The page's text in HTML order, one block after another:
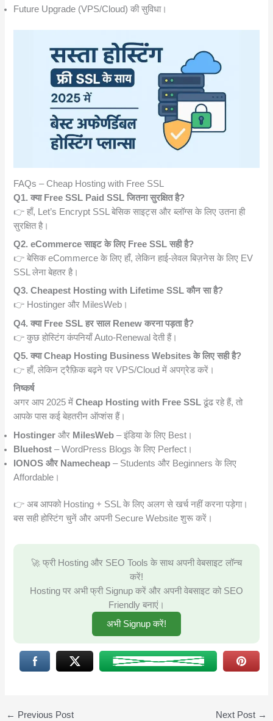
Future Upgrade (VPS/Cloud) की सुविधा।
FAQs – Cheap Hosting with Free SSL
Q1. क्या Free SSL Paid SSL जितना सुरक्षित है?
👉 हाँ, Let’s Encrypt SSL बेसिक साइट्स और ब्लॉग्स के लिए उतना ही
सुरक्षित है।
Q2. eCommerce साइट के लिए Free SSL सही है?
👉 बेसिक eCommerce के लिए हाँ, लेकिन हाई-लेवल बिज़नेस के लिए EV
SSL लेना बेहतर है।
Q3. Cheapest Hosting with Lifetime SSL कौन सा है?
👉 Hostinger और MilesWeb।
Q4. क्या Free SSL हर साल Renew करना पड़ता है?
👉 कुछ होस्टिंग कंपनियाँ Auto-Renewal देती हैं।
Q5. क्या Cheap Hosting Business Websites के लिए सही है?
👉 हाँ, लेकिन ट्रैफ़िक बढ़ने पर VPS/Cloud में अपग्रेड करें।
निष्कर्ष
अगर आप 2025 मेंCheap Hosting with Free SSL ढूंढ रहे हैं, तो
आपके पास कई बेहतरीन ऑप्शंस हैं।
Hostinger और MilesWeb – इंडिया के लिए Best।
Bluehost – WordPress Blogs के लिए Perfect।
IONOS और Namecheap – Students और Beginners के लिए
Affordable।
👉 अब आपको Hosting + SSL के लिए अलग से खर्च नहीं करना पड़ेगा।
बस सही होस्टिंग चुनें और अपनी Secure Website शुरू करें।
🚀 फ्री Hosting और SEO Tools के साथ अपनी वेबसाइट लॉन्च
करें!
Hosting पर अभी फ्री Signup करें और अपनी वेबसाइट को SEO
Friendly बनाएं।
अभी Signup करें!
← Previous Post Next Post →